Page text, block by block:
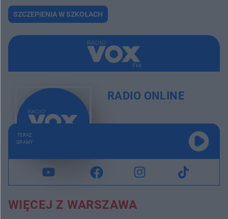
SZCZEPIENIA W SZKOŁACH
RADIO ONLINE
TERAZ
GRAMY
WIĘCEJ Z WARSZAWA